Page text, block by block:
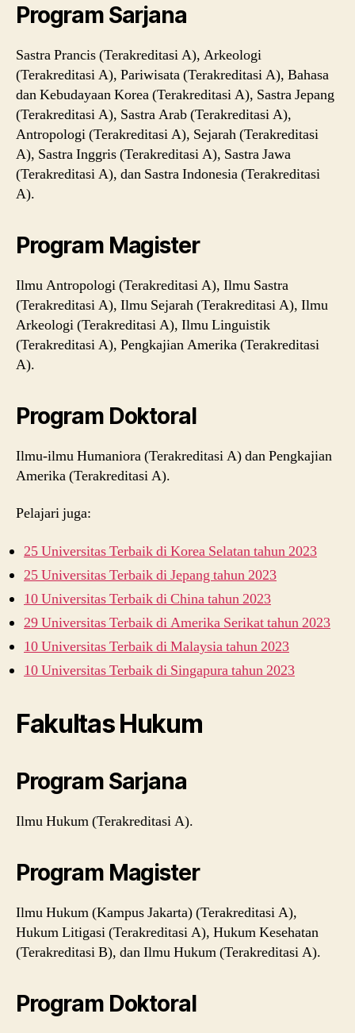
Program Sarjana
Sastra Prancis (Terakreditasi A), Arkeologi
(Terakreditasi A), Pariwisata (Terakreditasi A), Bahasa
dan Kebudayaan Korea (Terakreditasi A), Sastra Jepang
(Terakreditasi A), Sastra Arab (Terakreditasi A),
Antropologi (Terakreditasi A), Sejarah (Terakreditasi
A), Sastra Inggris (Terakreditasi A), Sastra Jawa
(Terakreditasi A), dan Sastra Indonesia (Terakreditasi
A).
Program Magister
Ilmu Antropologi (Terakreditasi A), Ilmu Sastra
(Terakreditasi A), Ilmu Sejarah (Terakreditasi A), Ilmu
Arkeologi (Terakreditasi A), Ilmu Linguistik
(Terakreditasi A), Pengkajian Amerika (Terakreditasi
A).
Program Doktoral
Ilmu-ilmu Humaniora (Terakreditasi A) dan Pengkajian
Amerika (Terakreditasi A).
Pelajari juga:
25 Universitas Terbaik di Korea Selatan tahun 2023
25 Universitas Terbaik di Jepang tahun 2023
10 Universitas Terbaik di China tahun 2023
29 Universitas Terbaik di Amerika Serikat tahun 2023
10 Universitas Terbaik di Malaysia tahun 2023
10 Universitas Terbaik di Singapura tahun 2023
Fakultas Hukum
Program Sarjana
Ilmu Hukum (Terakreditasi A).
Program Magister
Ilmu Hukum (Kampus Jakarta) (Terakreditasi A),
Hukum Litigasi (Terakreditasi A), Hukum Kesehatan
(Terakreditasi B), dan Ilmu Hukum (Terakreditasi A).
Program Doktoral